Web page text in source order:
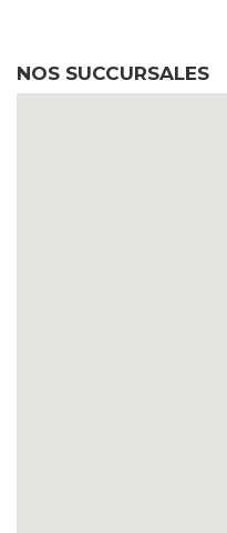
NOS SUCCURSALES